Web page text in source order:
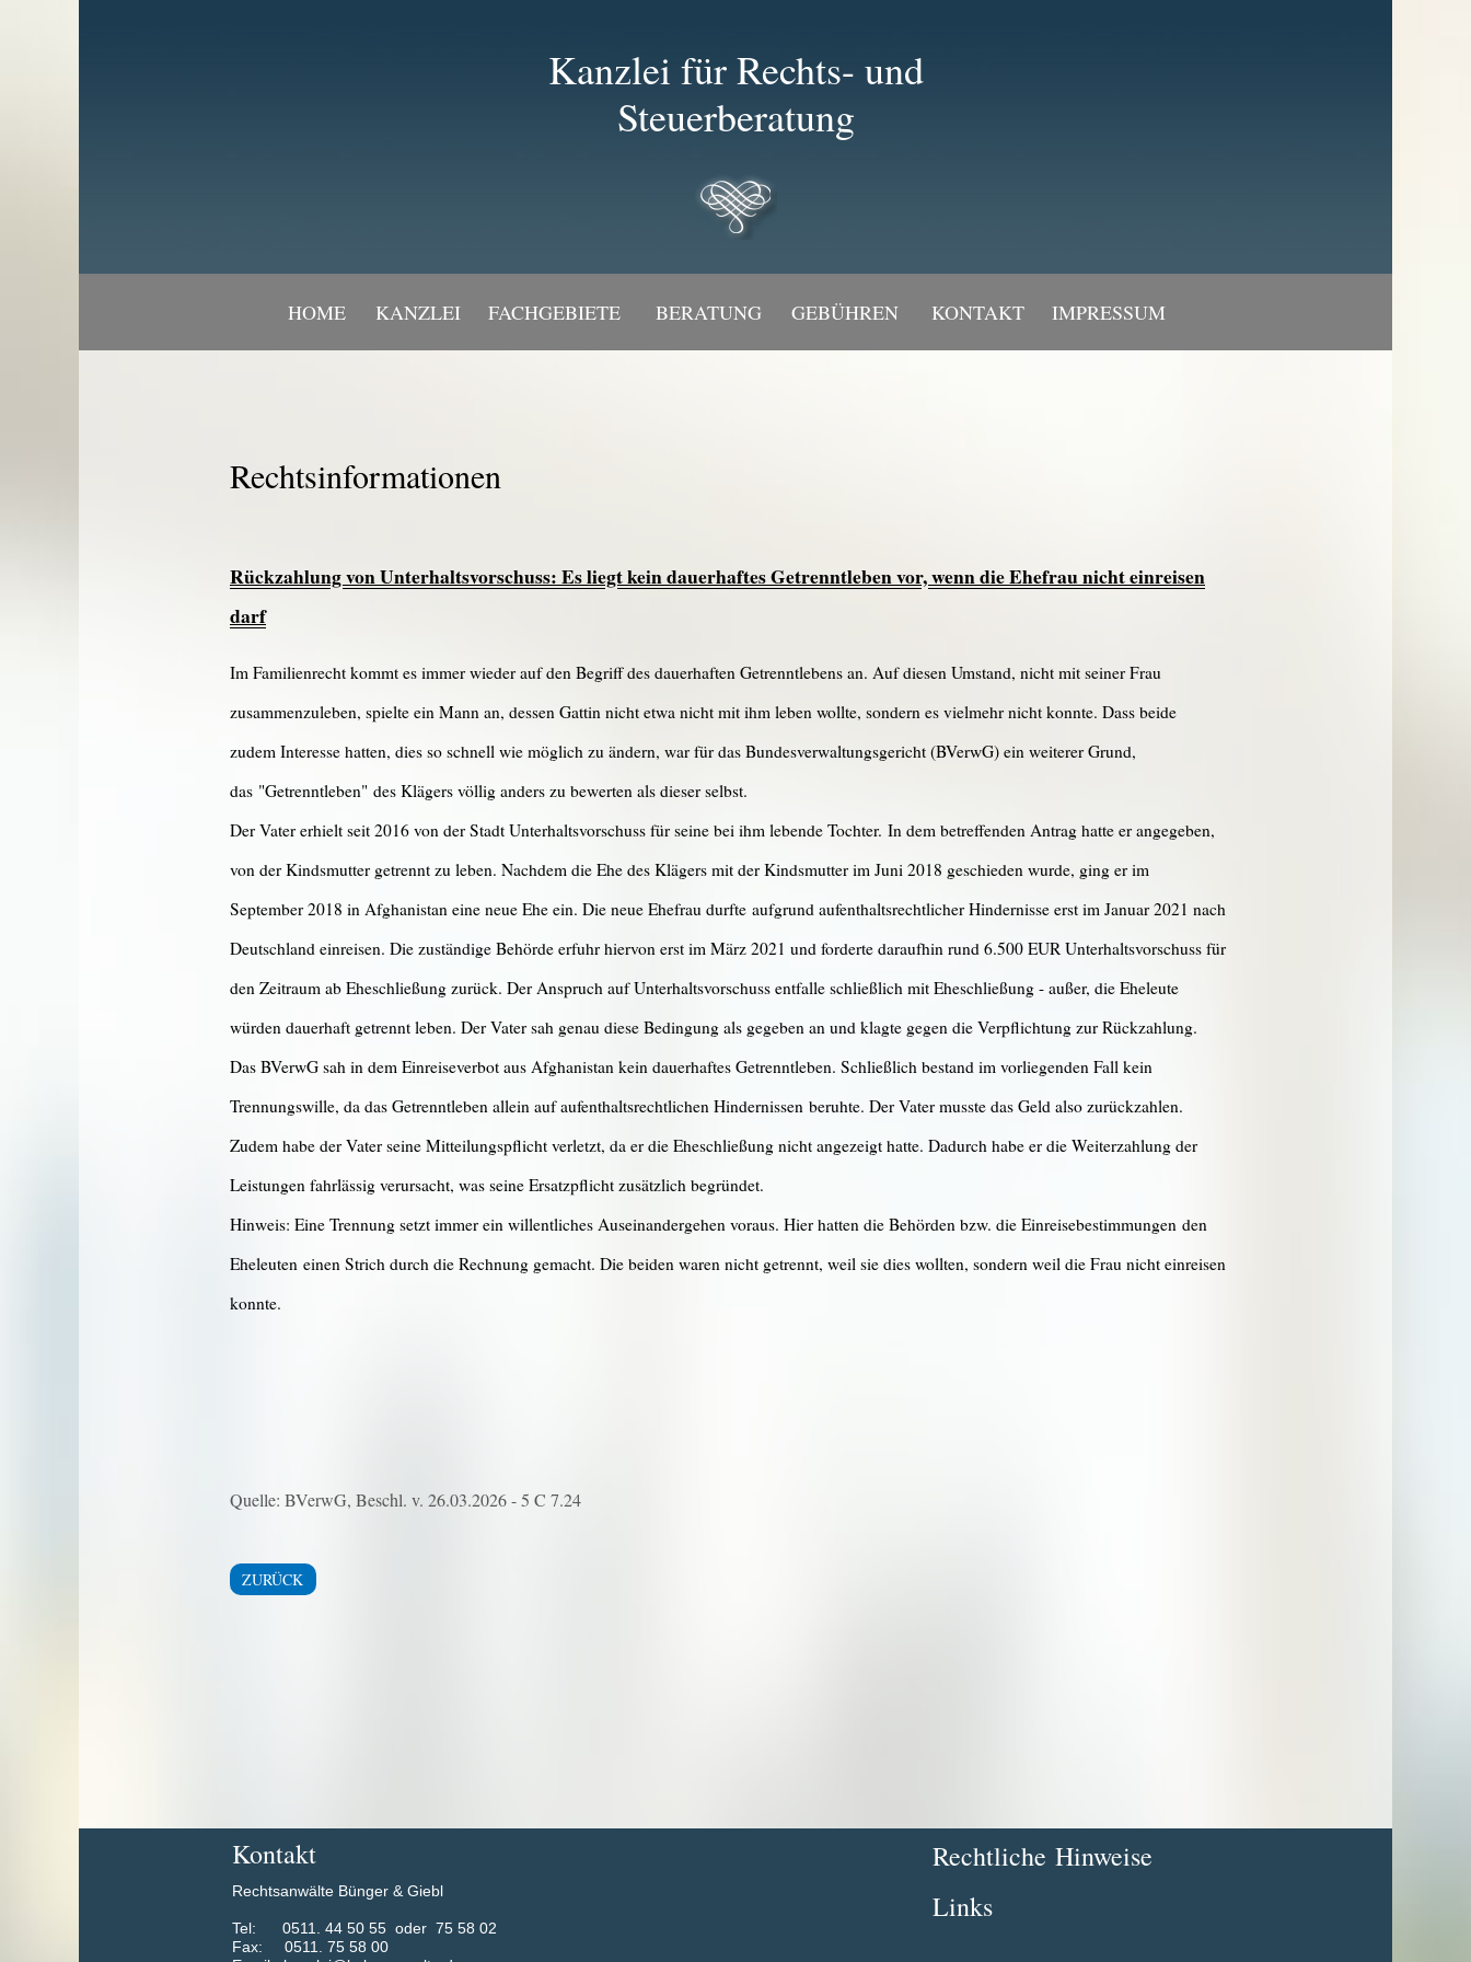
Kanzlei für Rechts- und
Steuerberatung
HOME KANZLEI FACHGEBIETE BERATUNG GEBÜHREN KONTAKT IMPRESSUM
Rechtsinformationen
Rückzahlung von Unterhaltsvorschuss: Es liegt kein dauerhaftes Getrenntleben vor, wenn die Ehefrau nicht einreisen
darf
Im Familienrecht kommt es immer wieder auf den Begriff des dauerhaften Getrenntlebens an. Auf diesen Umstand, nicht mit seiner Frau
zusammenzuleben, spielte ein Mann an, dessen Gattin nicht etwa nicht mit ihm leben wollte, sondern es vielmehr nicht konnte. Dass beide
zudem Interesse hatten, dies so schnell wie möglich zu ändern, war für das Bundesverwaltungsgericht (BVerwG) ein weiterer Grund,
das "Getrenntleben" des Klägers völlig anders zu bewerten als dieser selbst.
Der Vater erhielt seit 2016 von der Stadt Unterhaltsvorschuss für seine bei ihm lebende Tochter. In dem betreffenden Antrag hatte er angegeben,
von der Kindsmutter getrennt zu leben. Nachdem die Ehe des Klägers mit der Kindsmutter im Juni 2018 geschieden wurde, ging er im
September 2018 in Afghanistan eine neue Ehe ein. Die neue Ehefrau durfte aufgrund aufenthaltsrechtlicher Hindernisse erst im Januar 2021 nach
Deutschland einreisen. Die zuständige Behörde erfuhr hiervon erst im März 2021 und forderte daraufhin rund 6.500 EUR Unterhaltsvorschuss für
den Zeitraum ab Eheschließung zurück. Der Anspruch auf Unterhaltsvorschuss entfalle schließlich mit Eheschließung - außer, die Eheleute
würden dauerhaft getrennt leben. Der Vater sah genau diese Bedingung als gegeben an und klagte gegen die Verpflichtung zur Rückzahlung.
Das BVerwG sah in dem Einreiseverbot aus Afghanistan kein dauerhaftes Getrenntleben. Schließlich bestand im vorliegenden Fall kein
Trennungswille, da das Getrenntleben allein auf aufenthaltsrechtlichen Hindernissen beruhte. Der Vater musste das Geld also zurückzahlen.
Zudem habe der Vater seine Mitteilungspflicht verletzt, da er die Eheschließung nicht angezeigt hatte. Dadurch habe er die Weiterzahlung der
Leistungen fahrlässig verursacht, was seine Ersatzpflicht zusätzlich begründet.
Hinweis: Eine Trennung setzt immer ein willentliches Auseinandergehen voraus. Hier hatten die Behörden bzw. die Einreisebestimmungen den
Eheleuten einen Strich durch die Rechnung gemacht. Die beiden waren nicht getrennt, weil sie dies wollten, sondern weil die Frau nicht einreisen
konnte.
Quelle: BVerwG, Beschl. v. 26.03.2026 - 5 C 7.24
ZURÜCK
Kontakt
Rechtsanwälte Bünger & Giebl
​Tel: 0511. 44 50 55 oder 75 58 02
Fax: 0511. 75 58 00
Rechtliche Hinweise
Links